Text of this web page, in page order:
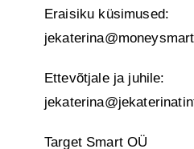
Eraisiku küsimused:
Ettevõtjale ja juhile:
Target Smart OÜ